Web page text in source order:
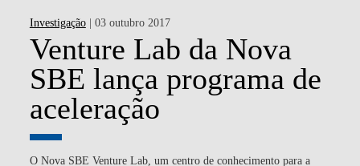
Investigação| 03 outubro 2017
Venture Lab da Nova
SBE lança programa de
aceleração
O Nova SBE Venture Lab, um centro de conhecimento para a